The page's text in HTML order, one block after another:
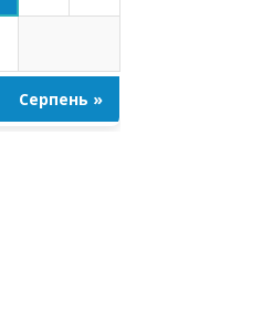
Серпень »